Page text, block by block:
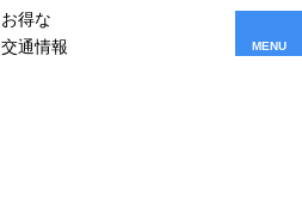
お得な
交通情報
MENU